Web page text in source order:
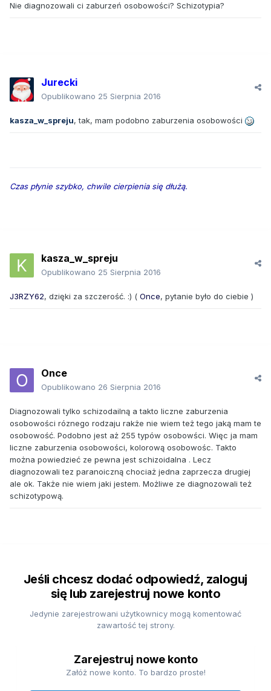
Nie diagnozowali ci zaburzeń osobowości? Schizotypia?
Jurecki
Opublikowano 25 Sierpnia 2016
kasza_w_spreju, tak, mam podobno zaburzenia osobowości
Czas płynie szybko, chwile cierpienia się dłużą.
kasza_w_spreju
Opublikowano 25 Sierpnia 2016
J3RZY62, dzięki za szczerość. :) ( Once, pytanie było do ciebie )
Once
Opublikowano 26 Sierpnia 2016
Diagnozowali tylko schizodailną a takto liczne zaburzenia
osobowości róznego rodzaju rakże nie wiem też tego jaką mam te
osobowość. Podobno jest aż 255 typów osobowści. Więc ja mam
liczne zaburzenia osobowości, kolorową osobowośc. Takto
można powiedzieć ze pewna jest schizoidalna . Lecz
diagnozowali tez paranoiczną chociaż jedna zaprzecza drugiej
ale ok. Także nie wiem jaki jestem. Możliwe ze diagnozowali też
schizotypową.
Jeśli chcesz dodać odpowiedź, zaloguj
się lub zarejestruj nowe konto
Jedynie zarejestrowani użytkownicy mogą komentować
zawartość tej strony.
Zarejestruj nowe konto
Załóż nowe konto. To bardzo proste!